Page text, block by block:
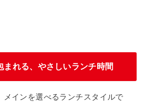
まれる、やさしいランチ時間
メインを選べるランチスタイルで